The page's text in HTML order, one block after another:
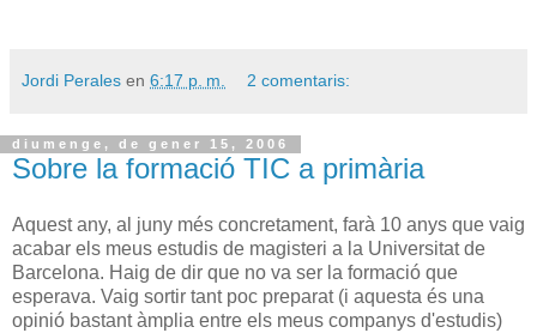
Jordi Perales en 6:17 p. m. 2 comentaris:
diumenge, de gener 15, 2006
Sobre la formació TIC a primària
Aquest any, al juny més concretament, farà 10 anys que vaig
acabar els meus estudis de magisteri a la Universitat de
Barcelona. Haig de dir que no va ser la formació que
esperava. Vaig sortir tant poc preparat (i aquesta és una
opinió bastant àmplia entre els meus companys d'estudis)